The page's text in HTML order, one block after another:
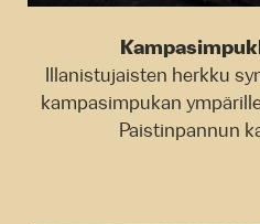
Illanistujaisten herkku
kampasimpukan
Paistinpannun